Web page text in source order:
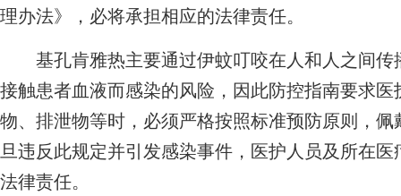
理办法》，必将承担相应的法律责任。
基孔肯雅热主要通过伊蚊叮咬在人和人之间传
接触患者血液而感染的风险，因此防控指南要求
物、排泄物等时，必须严格按照标准预防原则，
旦违反此规定并引发感染事件，医护人员及所在
法律责任。